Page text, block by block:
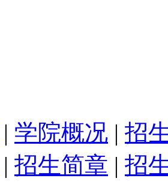
| 学院概况 | 招
| 招生简章 | 招